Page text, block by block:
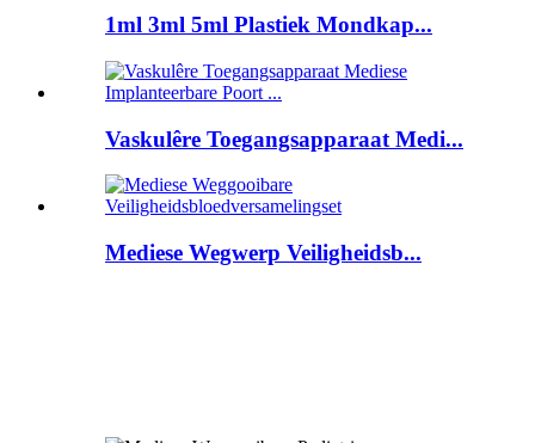
1ml 3ml 5ml Plastiek Mondkap...
Vaskulêre Toegangsapparaat Medi...
Mediese Wegwerp Veiligheidsb...